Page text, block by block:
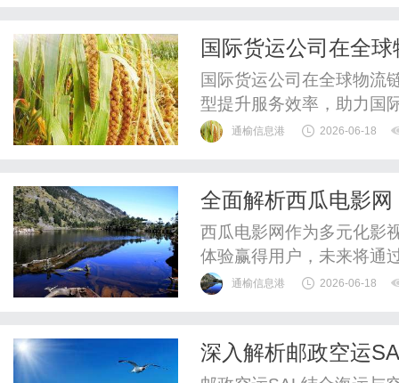
地域特色。它是华夏文化
国际货运公司在全
国际货运公司在全球物流
型提升服务效率，助力国
通榆信息港 2026-06-18
全面解析西瓜电影
趋势
西瓜电影网作为多元化影
体验赢得用户，未来将通
通榆信息港 2026-06-18
深入解析邮政空运